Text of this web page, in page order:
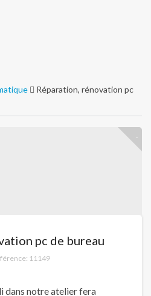
Réparation, rénovation pc
pc de bureau
11149
dans notre atelier fera